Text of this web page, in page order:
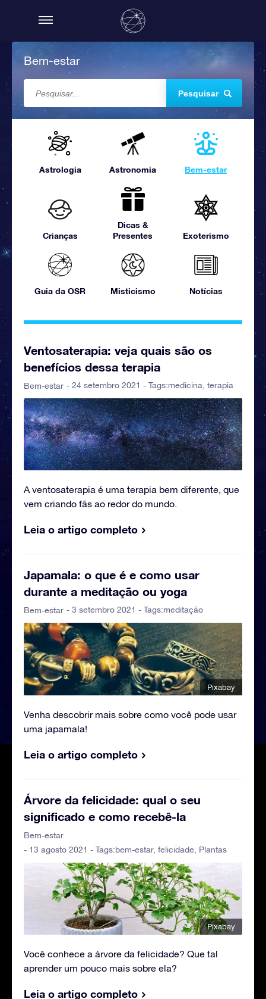
Bem-estar
Pesquisar
Astrologia Astronomia Bem-estar
Crianças
Dicas &
Presentes
Exoterismo
Guia da OSR Misticismo Notícias
Ventosaterapia: veja quais são os
benefícios dessa terapia
Bem-estar - 24 setembro 2021 - Tags:medicina terapia
A ventosaterapia é uma terapia bem diferente, que
vem criando fãs ao redor do mundo.
Leia o artigo completo
Japamala: o que é e como usar
durante a meditação ou yoga
Bem-estar - 3 setembro 2021 - Tags:meditação
Pixabay
Venha descobrir mais sobre como você pode usar
uma japamala!
Leia o artigo completo
Árvore da felicidade: qual o seu
significado e como recebê-la
Bem-estar
- 13 agosto 2021 - Tags:bem-estar, felicidade Plantas
Pixabay
Você conhece a árvore da felicidade? Que tal
aprender um pouco mais sobre ela?
Leia o artigo completo